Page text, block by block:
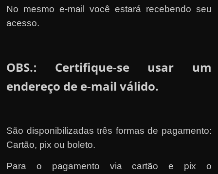
No mesmo e-mail você estará recebendo seu
acesso.
OBS.:
Certifique-se usar um
endereço de e-mail válido.
São disponibilizadas três formas de pagamento:
Cartão, pix ou boleto.
Para o pagamento via cartão e pix o